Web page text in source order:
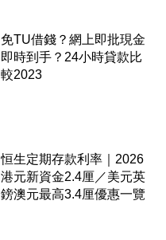
免TU借錢？網上即批現金
即時到手？24小時貸款比
較2023
恒生定期存款利率｜2026
港元新資金2.4厘／美元英
鎊澳元最高3.4厘優惠一覽